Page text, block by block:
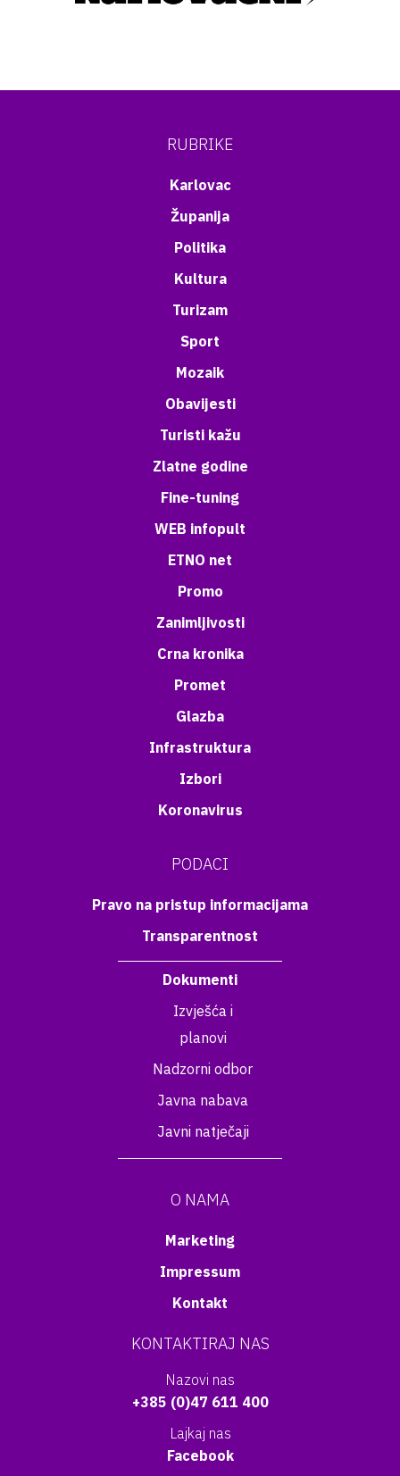
RUBRIKE
Karlovac
Županija
Politika
Kultura
Turizam
Sport
Mozaik
Obavijesti
Turisti kažu
Zlatne godine
Fine-tuning
WEB infopult
ETNO net
Promo
Zanimljivosti
Crna kronika
Promet
Glazba
Infrastruktura
Izbori
Koronavirus
PODACI
Pravo na pristup informacijama
Transparentnost
Dokumenti
Izvješća i
planovi
Nadzorni odbor
Javna nabava
Javni natječaji
O NAMA
Marketing
Impressum
Kontakt
KONTAKTIRAJ NAS
Nazovi nas
+385 (0)47 611 400
Lajkaj nas
Facebook